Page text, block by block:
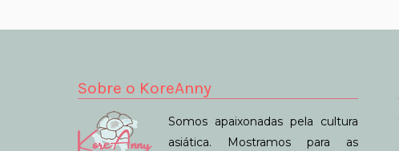
Sobre o KoreAnny
Somos apaixonadas pela cultura
asiática. Mostramos para as